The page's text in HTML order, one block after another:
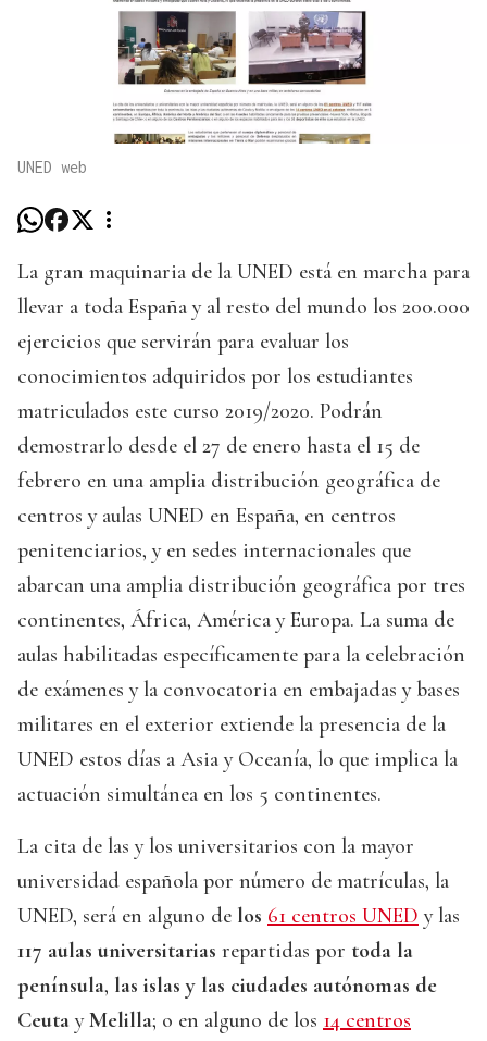
UNED web
La gran maquinaria de la UNED está en marcha para
llevar a toda España y al resto del mundo los 200.000
ejercicios que servirán para evaluar los
conocimientos adquiridos por los estudiantes
matriculados este curso 2019/2020. Podrán
demostrarlo desde el 27 de enero hasta el 15 de
febrero en una amplia distribución geográfica de
centros y aulas UNED en España, en centros
penitenciarios, y en sedes internacionales que
abarcan una amplia distribución geográfica por tres
continentes, África, América y Europa. La suma de
aulas habilitadas específicamente para la celebración
de exámenes y la convocatoria en embajadas y bases
militares en el exterior extiende la presencia de la
UNED estos días a Asia y Oceanía, lo que implica la
actuación simultánea en los 5 continentes.
La cita de las y los universitarios con la mayor
universidad española por número de matrículas, la
UNED, será en alguno de los 61 centros UNED y las
117 aulas universitarias repartidas por toda la
península, las islas y las ciudades autónomas de
Ceuta yMelilla; o en alguno de los 14 centros